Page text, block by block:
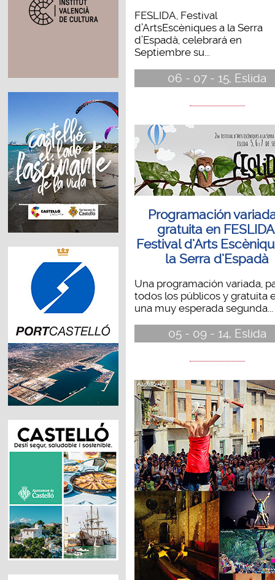
FESLIDA, Festival
d’ArtsEscèniques a la Serra
d’Espadà, celebrará en
Septiembre su...
06 - 07 - 15, Eslida
Programación
gratuita en
Festival d’Arts
la Serra d’Espadà
Una programación variada,
todos los públicos y gratuita
una muy esperada segunda...
05 - 09 - 14, Eslida